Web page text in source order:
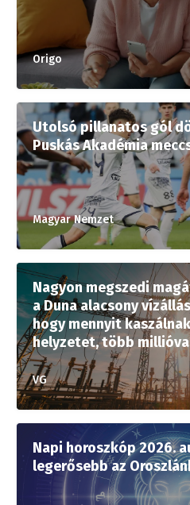
Origo
Utolsó pillanatos gól
Puskás Akadémia
Magyar Nemzet
Nagyon megszedi
a Duna alacsony
hogy mennyit
helyzetet, több
VG
Napi horoszkóp 2026.
legerősebb az